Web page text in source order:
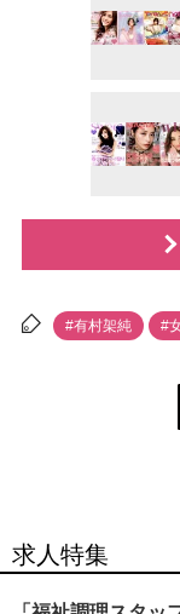
#有村架純 #
求人特集